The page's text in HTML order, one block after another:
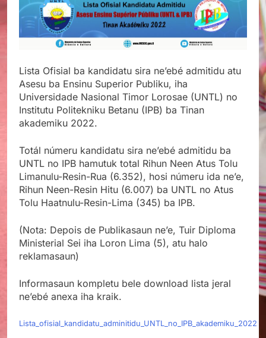
Lista Ofisial ba kandidatu sira ne’ebé admitidu atu
Asesu ba Ensinu Superior Publiku, iha
Universidade Nasional Timor Lorosae (UNTL) no
Institutu Politekniku Betanu (IPB) ba Tinan
akademiku 2022.
Totál númeru kandidatu sira ne’ebé admitidu ba
UNTL no IPB hamutuk total Rihun Neen Atus Tolu
Limanulu-Resin-Rua (6.352), hosi númeru ida ne’e,
Rihun Neen-Resin Hitu (6.007) ba UNTL no Atus
Tolu Haatnulu-Resin-Lima (345) ba IPB.
(Nota: Depois de Publikasaun ne’e, Tuir Diploma
Ministerial Sei iha Loron Lima (5), atu halo
reklamasaun)
Informasaun kompletu bele download lista jeral
ne’ebé anexa iha kraik.
Lista_ofisial_kandidatu_adminitidu_UNTL_no_IPB_akademiku_2022